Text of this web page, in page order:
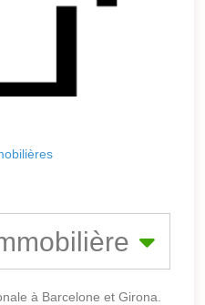
à Barcelone et Girona.